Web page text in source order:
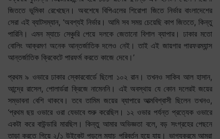
জিততে ভূমিকা রেখেছেন। অবশেষে বিপিএলের শিরোপা জিতে নির্ভার বাংলাদেশের
সেরা এই ব্যাটসম্যান, ‘অবশ্যই নির্ভার। আমি সব সময় চেয়েছি কাপ জিততে, কিন্তু
পারিনি। এমন ম্যাচে সেঞ্চুরি পেয়ে দলকে জেতানো বিশাল ব্যাপার। ঢাকার মতো
বোলিং আক্রমণ অনেক আন্তর্জাতিক দলেও নেই। তাই এই জায়গার পারফরম্যান্স
আন্তর্জাতিক ক্রিকেটে পারফর্ম করতে কাজে দেবে।’
প্রথম ৯ ওভারে ঢাকার স্কোরবোর্ডে ছিলো ১০২ রান। তখনও সাকিব আল হাসান,
আন্দ্রে রাসেল, পোলার্ডরা ক্রিজে নামেননি। এই অবস্থায় যে কোন দলেরই জয়ের
সম্ভাবনা বেশি থাকবে। তবে তামিম জয়ের ব্যাপারে আত্মবিশ্বাসী ছিলেন তখনও,
‘প্রথম ছয় ওভারে ওরা যেভাবে শুরু করেছিল। ১২ ওভার পর্যন্ত প্রত্যেক ওভারে
একটা করে বাউন্ডারি মারছিল। কিন্তু আমার অভিজ্ঞতা বলে, বড় সংগ্রহের পেছনে
তাড়া করতে গিয়ে ২/১ উইকেট পড়লে ম্যাচ পরিবর্তন হয়ে যায়। ভাগ্যক্রমে আমরা